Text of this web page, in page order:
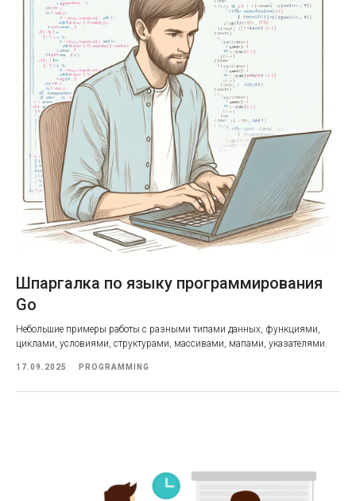
Шпаргалка по языку программирования
Go
Небольшие примеры работы с разными типами данных, функциями,
циклами, условиями, структурами, массивами, мапами, указателями.
17.09.2025 PROGRAMMING